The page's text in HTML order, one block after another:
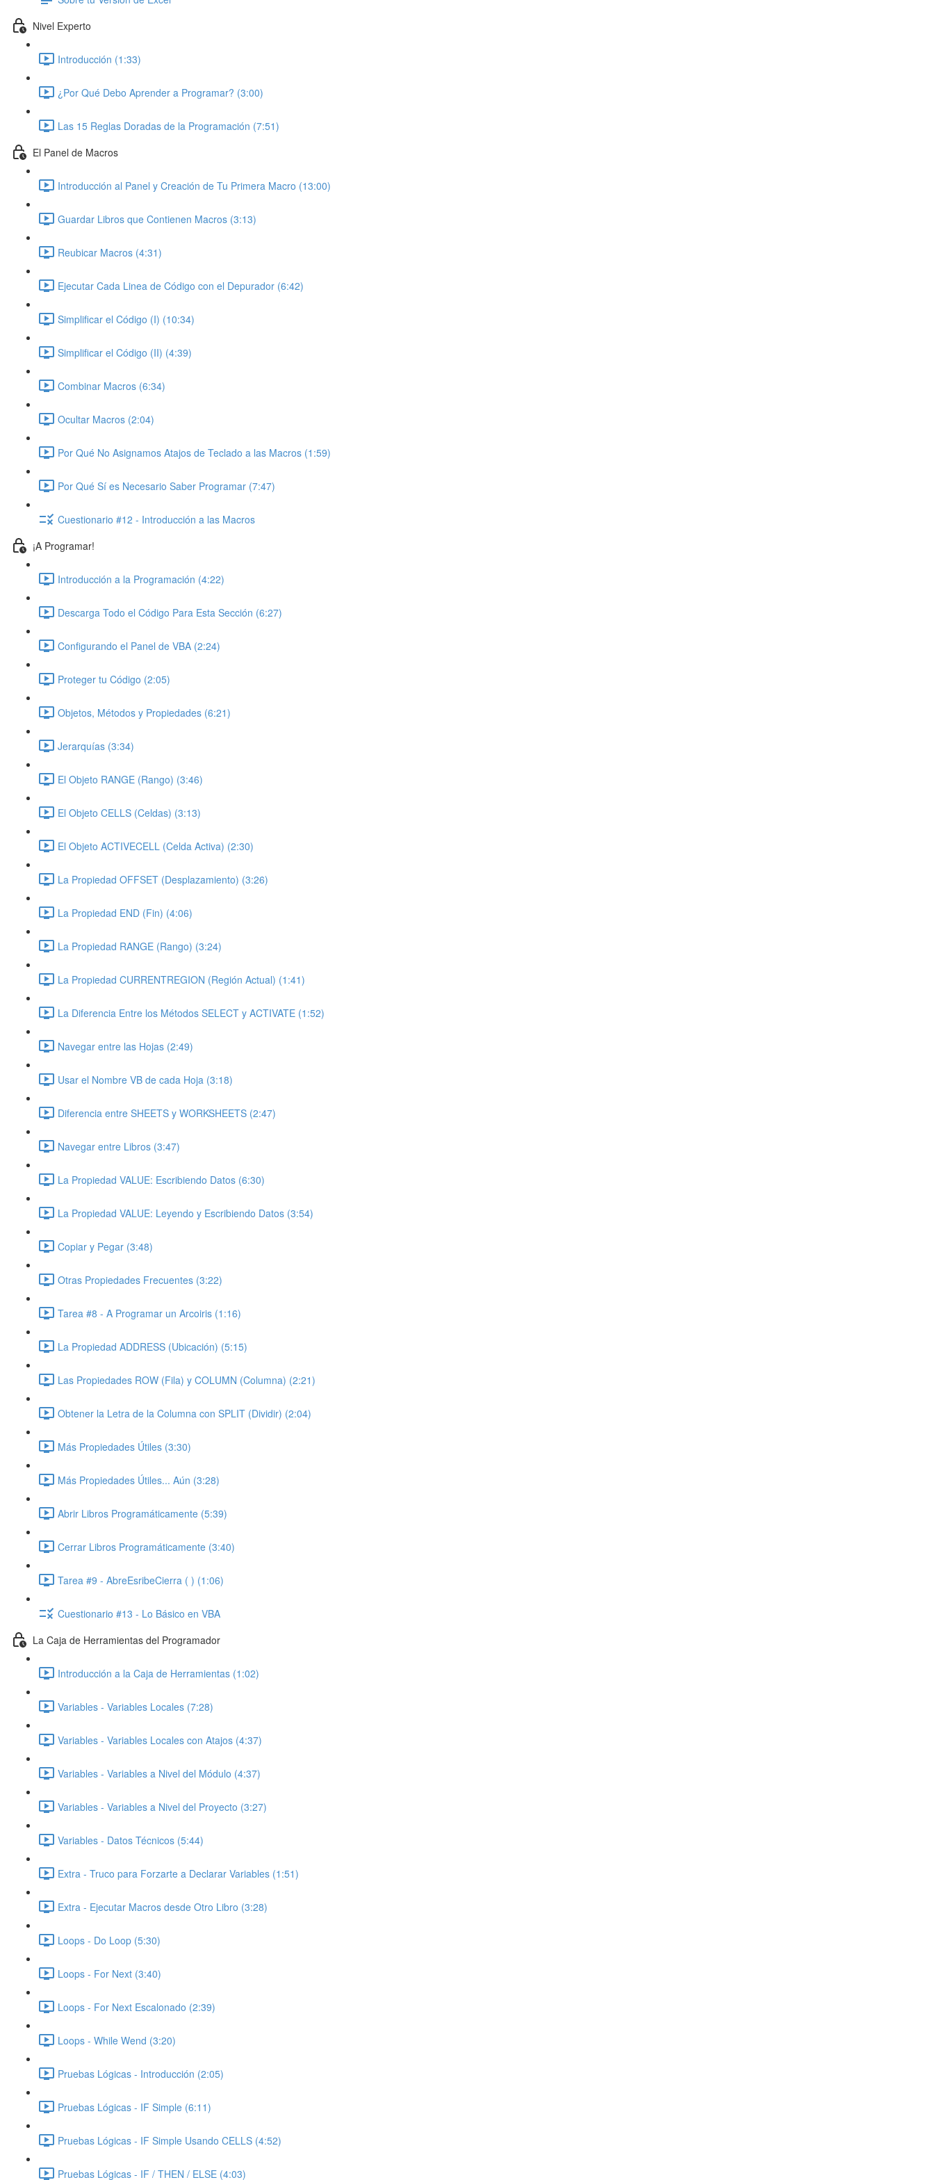
Nivel Experto
Introducción (1:33)
¿Por Qué Debo Aprender a Programar? (3:00)
Las 15 Reglas Doradas de la Programación (7:51)
El Panel de Macros
Introducción al Panel y Creación de Tu Primera Macro (13:00)
Guardar Libros que Contienen Macros (3:13)
Reubicar Macros (4:31)
Ejecutar Cada Linea de Código con el Depurador (6:42)
Simplificar el Código (I) (10:34)
Simplificar el Código (II) (4:39)
Combinar Macros (6:34)
Ocultar Macros (2:04)
Por Qué No Asignamos Atajos de Teclado a las Macros (1:59)
Por Qué Sí es Necesario Saber Programar (7:47)
Cuestionario #12 - Introducción a las Macros
¡A Programar!
Introducción a la Programación (4:22)
Descarga Todo el Código Para Esta Sección (6:27)
Configurando el Panel de VBA (2:24)
Proteger tu Código (2:05)
Objetos, Métodos y Propiedades (6:21)
Jerarquías (3:34)
El Objeto RANGE (Rango) (3:46)
El Objeto CELLS (Celdas) (3:13)
El Objeto ACTIVECELL (Celda Activa) (2:30)
La Propiedad OFFSET (Desplazamiento) (3:26)
La Propiedad END (Fin) (4:06)
La Propiedad RANGE (Rango) (3:24)
La Propiedad CURRENTREGION (Región Actual) (1:41)
La Diferencia Entre los Métodos SELECT y ACTIVATE (1:52)
Navegar entre las Hojas (2:49)
Usar el Nombre VB de cada Hoja (3:18)
Diferencia entre SHEETS y WORKSHEETS (2:47)
Navegar entre Libros (3:47)
La Propiedad VALUE: Escribiendo Datos (6:30)
La Propiedad VALUE: Leyendo y Escribiendo Datos (3:54)
Copiar y Pegar (3:48)
Otras Propiedades Frecuentes (3:22)
Tarea #8 - A Programar un Arcoiris (1:16)
La Propiedad ADDRESS (Ubicación) (5:15)
Las Propiedades ROW (Fila) y COLUMN (Columna) (2:21)
Obtener la Letra de la Columna con SPLIT (Dividir) (2:04)
Más Propiedades Útiles (3:30)
Más Propiedades Útiles... Aún (3:28)
Abrir Libros Programáticamente (5:39)
Cerrar Libros Programáticamente (3:40)
Tarea #9 - AbreEsribeCierra ( ) (1:06)
Cuestionario #13 - Lo Básico en VBA
La Caja de Herramientas del Programador
Introducción a la Caja de Herramientas (1:02)
Variables - Variables Locales (7:28)
Variables - Variables Locales con Atajos (4:37)
Variables - Variables a Nivel del Módulo (4:37)
Variables - Variables a Nivel del Proyecto (3:27)
Variables - Datos Técnicos (5:44)
Extra - Truco para Forzarte a Declarar Variables (1:51)
Extra - Ejecutar Macros desde Otro Libro (3:28)
Loops - Do Loop (5:30)
Loops - For Next (3:40)
Loops - For Next Escalonado (2:39)
Loops - While Wend (3:20)
Pruebas Lógicas - Introducción (2:05)
Pruebas Lógicas - IF Simple (6:11)
Pruebas Lógicas - IF Simple Usando CELLS (4:52)
Pruebas Lógicas - IF / THEN / ELSE (4:03)